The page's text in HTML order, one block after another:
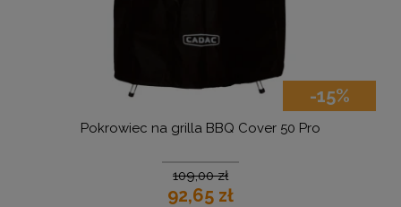
-15%
Pokrowiec na grilla BBQ Cover 50 Pro
109,00 zł
92,65 zł